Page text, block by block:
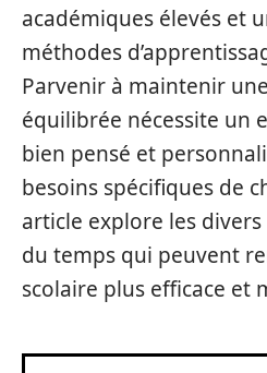
académiques élevés et
méthodes
Parvenir à maintenir
équilibrée nécessite un
bien pensé et
besoins spécifiques de
article explore les divers
du temps qui peuvent
scolaire plus efficace et